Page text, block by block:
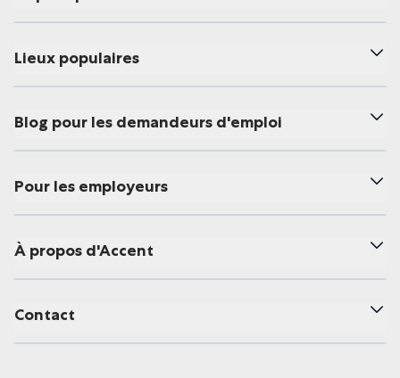
Lieux populaires
Blog pour les demandeurs d'emploi
Pour les employeurs
À propos d'Accent
Contact